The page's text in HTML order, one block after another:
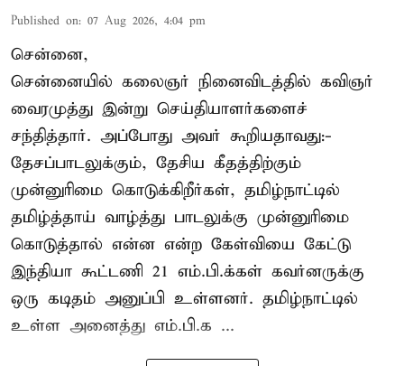
Published on: 07 Aug 2026, 4:04 pm
சென்னை,
சென்னையில் கலைஞர் நினைவிடத்தில் கவிஞர்
வைரமுத்து இன்று செய்தியாளர்களைச்
சந்தித்தார். அப்போது அவர் கூறியதாவது:-
தேசப்பாடலுக்கும், தேசிய கீதத்திற்கும்
முன்னுரிமை கொடுக்கிறீர்கள், தமிழ்நாட்டில்
தமிழ்த்தாய் வாழ்த்து பாடலுக்கு முன்னுரிமை
கொடுத்தால் என்ன என்ற கேள்வியை கேட்டு
இந்தியா கூட்டணி 21 எம்.பி.க்கள் கவர்னருக்கு
ஒரு கடிதம் அனுப்பி உள்ளனர். தமிழ்நாட்டில்
உள்ள அனைத்து எம்.பி.க ...